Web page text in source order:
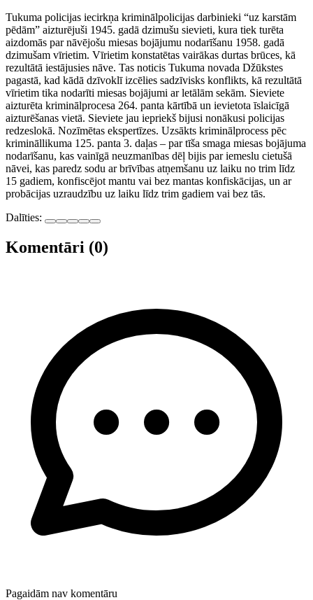
Tukuma policijas iecirkņa kriminālpolicijas darbinieki “uz karstām
pēdām” aizturējuši 1945. gadā dzimušu sievieti, kura tiek turēta
aizdomās par nāvējošu miesas bojājumu nodarīšanu 1958. gadā
dzimušam vīrietim. Vīrietim konstatētas vairākas durtas brūces, kā
rezultātā iestājusies nāve. Tas noticis Tukuma novada Džūkstes
pagastā, kad kādā dzīvoklī izcēlies sadzīvisks konflikts, kā rezultātā
vīrietim tika nodarīti miesas bojājumi ar letālām sekām. Sieviete
aizturēta kriminālprocesa 264. panta kārtībā un ievietota īslaicīgā
aizturēšanas vietā. Sieviete jau iepriekš bijusi nonākusi policijas
redzeslokā. Nozīmētas ekspertīzes. Uzsākts kriminālprocess pēc
krimināllikuma 125. panta 3. daļas – par tīša smaga miesas bojājuma
nodarīšanu, kas vainīgā neuzmanības dēļ bijis par iemeslu cietušā
nāvei, kas paredz sodu ar brīvības atņemšanu uz laiku no trim līdz
15 gadiem, konfiscējot mantu vai bez mantas konfiskācijas, un ar
probācijas uzraudzību uz laiku līdz trim gadiem vai bez tās.
Dalīties:
Komentāri (0)
Pagaidām nav komentāru